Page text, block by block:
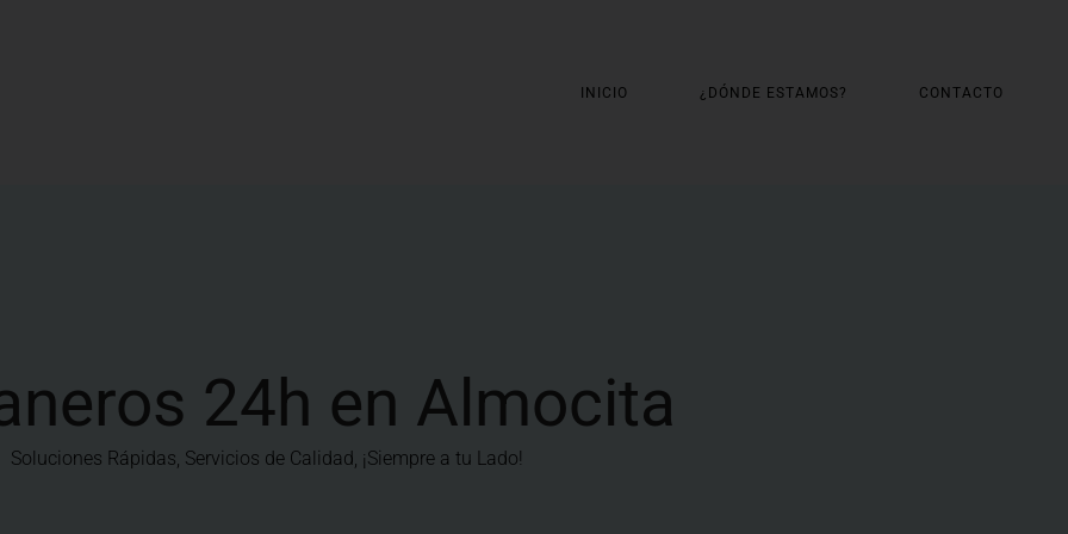
INICIO ¿DÓNDE ESTAMOS? CONTACTO
24h en Almocita
Soluciones Rápidas, Servicios de Calidad, ¡Siempre a tu Lado!